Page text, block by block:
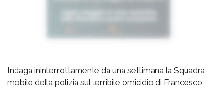
Indaga ininterrottamente da una settimana la Squadra
mobile della polizia sul terribile omicidio di Francesco